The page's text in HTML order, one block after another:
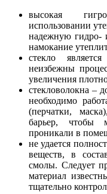
высокая
использовании
надежную гидро-
намокание
стекло
неизбежны
увеличения
стекловолокна –
необходимо
(перчатки,
барьер, чтобы
проникали в
не удается
веществ, в
смолы. Следует
материал
тщательно